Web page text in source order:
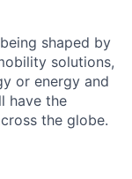
shaped by
solutions,
or energy and
have the
the globe.